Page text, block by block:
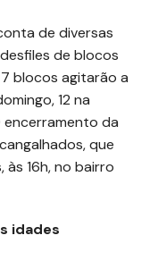
de diversas
de blocos
blocos agitarão a
12 na
da
que
16h, no bairro
idades